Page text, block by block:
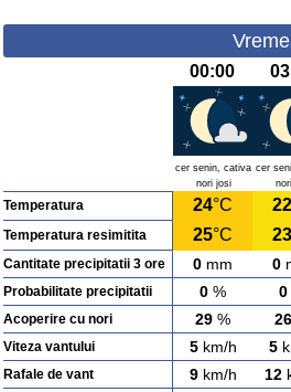
00:00
cer senin, cativa
nori josi
cer
Temperatura 24°C 22
Temperatura resimitita 25°C 23
Cantitate precipitatii 3 ore 0 mm 0
Probabilitate precipitatii 0 % 0
Acoperire cu nori 29 % 26
Viteza vantului 5km/h 5
Rafale de vant 9km/h 12